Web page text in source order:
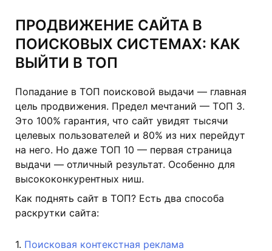
ПРОДВИЖЕНИЕ САЙТА В
ПОИСКОВЫХ СИСТЕМАХ: КАК
ВЫЙТИ В ТОП
Попадание в ТОП поисковой выдачи — главная
цель продвижения. Предел мечтаний — ТОП 3.
Это 100% гарантия, что сайт увидят тысячи
целевых пользователей и 80% из них перейдут
на него. Но даже ТОП 10 — первая страница
выдачи — отличный результат. Особенно для
высококонкурентных ниш.
Как поднять сайт в ТОП? Есть два способа
раскрутки сайта:
1. Поисковая контекстная реклама